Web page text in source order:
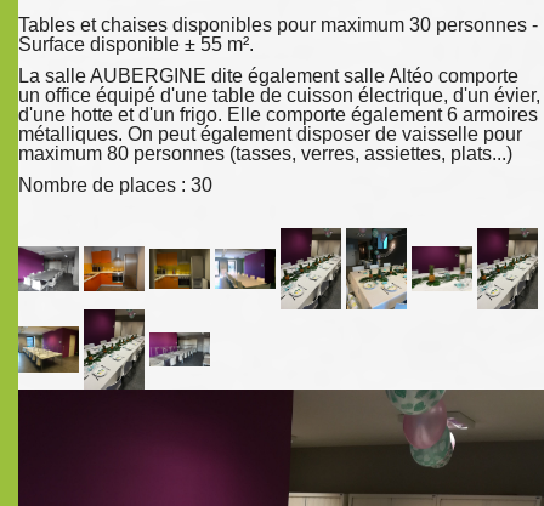
Tables et chaises disponibles pour maximum 30 personnes -
Surface disponible ± 55 m².
La salle AUBERGINE dite également salle Altéo comporte
un office équipé d'une table de cuisson électrique, d'un évier,
d'une hotte et d'un frigo. Elle comporte également 6 armoires
métalliques. On peut également disposer de vaisselle pour
maximum 80 personnes (tasses, verres, assiettes, plats...)
Nombre de places : 30